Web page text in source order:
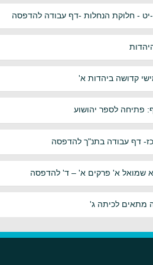
יט - חלוקת הנחלות -דף עבודה להדפסה
קדושה ביהדות א'
פתיחה לספר יהושוע
דף עבודה בתנ"ך להדפסה
שמואל א' פרקים א' – ד' להדפסה
מתאים לכיתה ג'